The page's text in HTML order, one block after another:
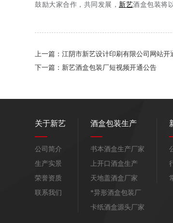
鼓励大家合作，共同发展， 新艺酒盒包装将
上一篇：江阴市新艺设计印刷有限公司网站开
下一篇：新艺酒盒包装厂短视频开通公告
关于新艺
公司简介
生产实景
荣誉资质
联系我们
酒盒包装生产
书本酒盒生产厂家
上开口酒盒生产
天地盖酒盒厂家
*异形酒盒包装厂
卡纸酒盒源头厂家